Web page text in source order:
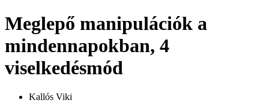
Meglepő manipulációk a
mindennapokban, 4
viselkedésmód
Kallós Viki